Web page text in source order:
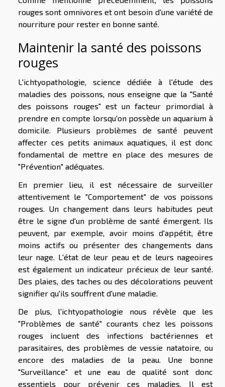
rouges sont omnivores et ont besoin d'une variété de
nourriture pour rester en bonne santé.
Maintenir la santé des poissons
rouges
L'ichtyopathologie, science dédiée à l'étude des
maladies des poissons, nous enseigne que la "Santé
des poissons rouges" est un facteur primordial à
prendre en compte lorsqu'on possède un aquarium à
domicile. Plusieurs problèmes de santé peuvent
affecter ces petits animaux aquatiques, il est donc
fondamental de mettre en place des mesures de
"Prévention" adéquates.
En premier lieu, il est nécessaire de surveiller
attentivement le "Comportement" de vos poissons
rouges. Un changement dans leurs habitudes peut
être le signe d'un problème de santé émergent. Ils
peuvent, par exemple, avoir moins d'appétit, être
moins actifs ou présenter des changements dans
leur nage. L'état de leur peau et de leurs nageoires
est également un indicateur précieux de leur santé.
Des plaies, des taches ou des décolorations peuvent
signifier qu'ils souffrent d'une maladie.
De plus, l'ichtyopathologie nous révèle que les
"Problèmes de santé" courants chez les poissons
rouges incluent des infections bactériennes et
parasitaires, des problèmes de vessie natatoire, ou
encore des maladies de la peau. Une bonne
"Surveillance" et une eau de qualité sont donc
essentiels pour prévenir ces maladies. Il est